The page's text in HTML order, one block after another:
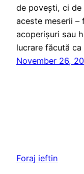
de povești, ci de
aceste meserii –
acoperișuri sau
lucrare făcută
November 26,
Foraj ieftin